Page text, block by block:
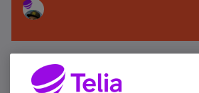
Älä jää paitsi – osallistu ja